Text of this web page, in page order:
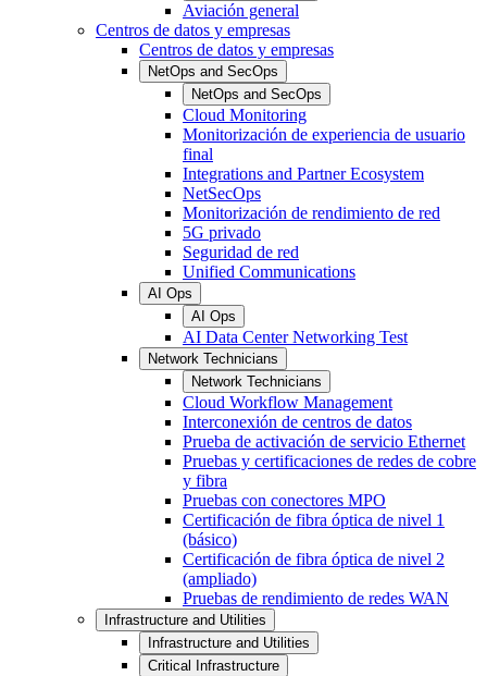
Aviación general
Centros de datos y empresas
Centros de datos y empresas
NetOps and SecOps
NetOps and SecOps
Cloud Monitoring
Monitorización de experiencia de usuario
final
Integrations and Partner Ecosystem
NetSecOps
Monitorización de rendimiento de red
5G privado
Seguridad de red
Unified Communications
AI Ops
AI Ops
AI Data Center Networking Test
Network Technicians
Network Technicians
Cloud Workflow Management
Interconexión de centros de datos
Prueba de activación de servicio Ethernet
Pruebas y certificaciones de redes de cobre
y fibra
Pruebas con conectores MPO
Certificación de fibra óptica de nivel 1
(básico)
Certificación de fibra óptica de nivel 2
(ampliado)
Pruebas de rendimiento de redes WAN
Infrastructure and Utilities
Infrastructure and Utilities
Critical Infrastructure